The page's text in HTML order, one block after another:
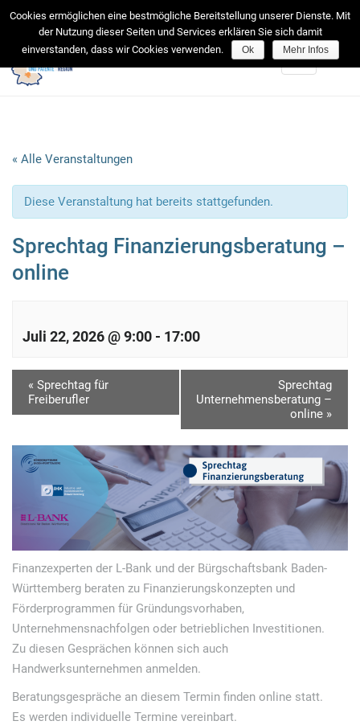
facebook
Toggle
« Alle Veranstaltungen
Diese Veranstaltung hat bereits stattgefunden.
Sprechtag Finanzierungsberatung –
online
Juli 22, 2026 @ 9:00 - 17:00
a
a
l
t
u
n
g
N
« Sprechtag für
Freiberufler
Sprechtag
Unternehmensberatung –
online »
Finanzexperten der L-Bank und der Bürgschaftsbank Baden-
Württemberg beraten zu Finanzierungskonzepten und
Förderprogrammen für Gründungsvorhaben,
Unternehmensnachfolgen oder betrieblichen Investitionen.
Zu diesen Gesprächen können sich auch
Handwerksunternehmen anmelden.
Beratungsgespräche an diesem Termin finden online statt.
Es werden individuelle Termine vereinbart.
Cookies ermöglichen eine bestmögliche Bereitstellung unserer Dienste. Mit
der Nutzung dieser Seiten und Services erklären Sie sich damit
einverstanden, dass wir Cookies verwenden.
Ok Mehr Infos